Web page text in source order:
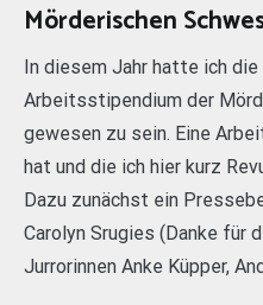
Mörderischen
In diesem Jahr hatte ich die
Arbeitsstipendium der
gewesen zu sein. Eine
hat und die ich hier kurz
Dazu zunächst ein
Carolyn Srugies (Danke für
Jurrorinnen Anke Küpper,